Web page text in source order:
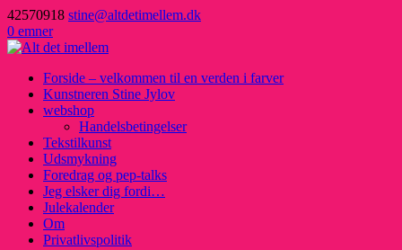
42570918 stine@altdetimellem.dk
0 emner
Forside – velkommen til en verden i farver
Kunstneren Stine Jylov
webshop
Handelsbetingelser
Tekstilkunst
Udsmykning
Foredrag og pep-talks
Jeg elsker dig fordi…
Julekalender
Om
Privatlivspolitik